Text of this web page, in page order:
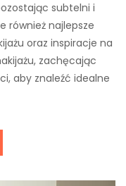
subtelni i
również najlepsze
oraz inspiracje na
zachęcając
aby znaleźć idealne